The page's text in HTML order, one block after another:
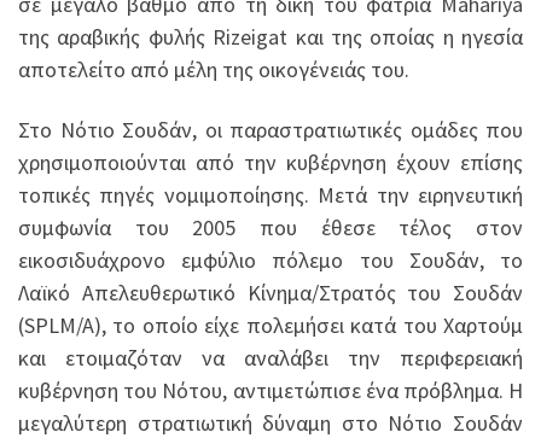
της αραβικής φυλής Rizeigat και της οποίας η ηγεσία
αποτελείτο από μέλη της οικογένειάς του.
Στο Νότιο Σουδάν, οι παραστρατιωτικές ομάδες που
χρησιμοποιούνται από την κυβέρνηση έχουν επίσης
τοπικές πηγές νομιμοποίησης. Μετά την ειρηνευτική
συμφωνία του 2005 που έθεσε τέλος στον
εικοσιδυάχρονο εμφύλιο πόλεμο του Σουδάν, το
Λαϊκό Απελευθερωτικό Κίνημα/Στρατός του Σουδάν
(SPLM/A), το οποίο είχε πολεμήσει κατά του Χαρτούμ
και ετοιμαζόταν να αναλάβει την περιφερειακή
κυβέρνηση του Νότου, αντιμετώπισε ένα πρόβλημα. Η
μεγαλύτερη στρατιωτική δύναμη στο Νότιο Σουδάν